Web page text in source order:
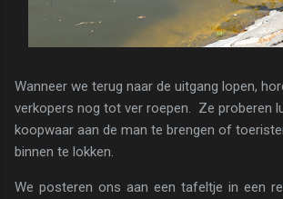
Wanneer we terug naar de uitgang lopen,
verkopers nog tot ver roepen. Ze proberen
koopwaar aan de man te brengen of
binnen te lokken.
We posteren ons aan een tafeltje in een